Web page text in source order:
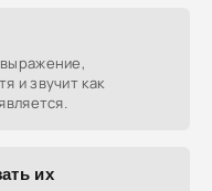
и звучит как
их